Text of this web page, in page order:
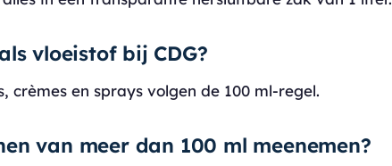
vloeistof bij CDG?
crèmes en sprays volgen de 100 ml-regel.
van meer dan 100 ml meenemen?